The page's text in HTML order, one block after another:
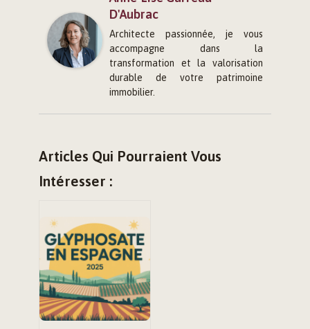
D'Aubrac
Architecte passionnée, je vous
accompagne dans la
transformation et la valorisation
durable de votre patrimoine
immobilier.
Articles Qui Pourraient Vous
Intéresser :